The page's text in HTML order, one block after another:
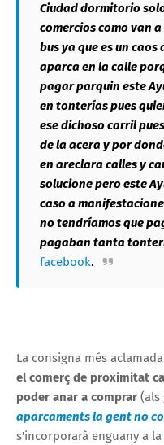
Ciudad dormitorio
comercios como van
bus ya que es un
aparca en la calle
pagar parquin este
en tonterías pues
ese dichoso carril
de la acera y por
en areclara calles y
solucione pero este
caso a
no tendríamos que
pagaban tanta
facebook.
La consigna més
el comerç de proximitat
poder anar a comprar (als
aparcaments la gent no
s'incorporarà enguany a la